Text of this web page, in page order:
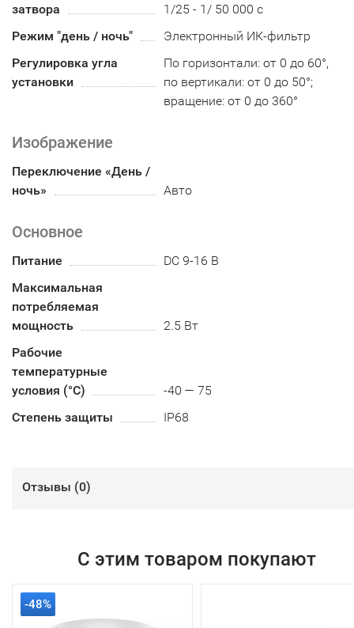
затвора
1/25 - 1/ 50 000 с
Режим "день / ночь"
Электронный ИК-фильтр
Регулировка угла
установки
По горизонтали: от 0 до 60°,
по вертикали: от 0 до 50°;
вращение: от 0 до 360°
Изображение
Переключение «День /
ночь»
Авто
Основное
Питание
DC 9-16 В
Максимальная
потребляемая
мощность
2.5 Вт
Рабочие
температурные
условия (°С)
-40 — 75
Степень защиты
IP68
Отзывы (0)
С этим товаром покупают
-48%